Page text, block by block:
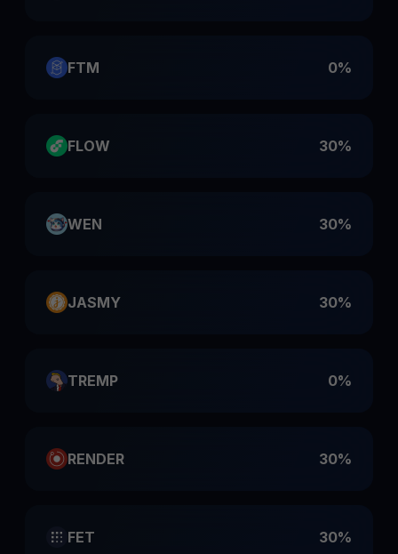
FTM 0%
FLOW 30%
WEN 30%
JASMY 30%
TREMP 0%
RENDER 30%
FET 30%